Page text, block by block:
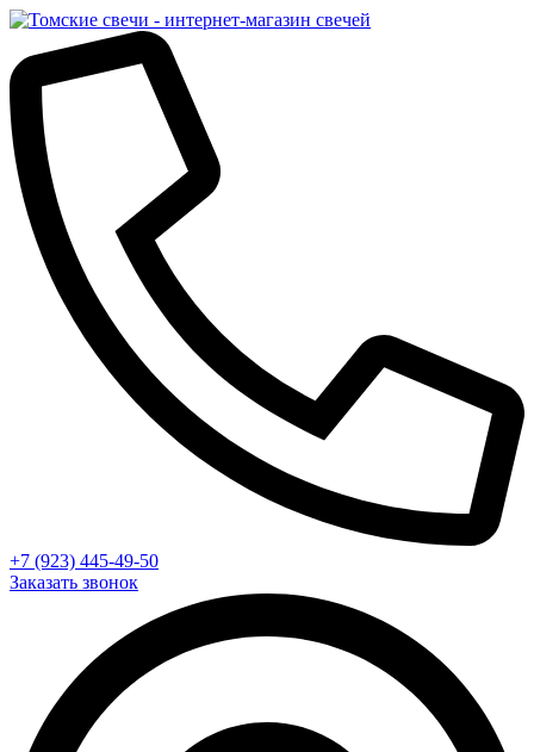
+7 (923) 445-49-50
Заказать звонок